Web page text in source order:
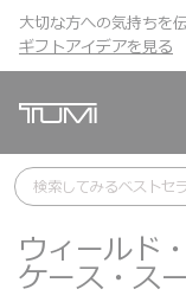
ギフトアイデアを見る
大切な方への気持ちを
ギフトアイデアを見る
検索してみるベストセ
ウィールド
ケース・ス